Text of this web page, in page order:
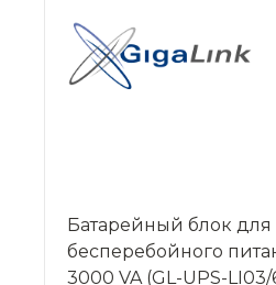
Батарейный блок для
бесперебойного
3000 VA (GL-UPS-LI03/